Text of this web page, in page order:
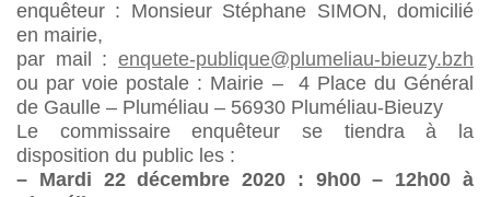
enquêteur : Monsieur Stéphane SIMON, domicilié
en mairie,
par mail : enquete-publique@plumeliau-bieuzy.bzh
ou par voie postale : Mairie – 4 Place du Général
de Gaulle – Pluméliau – 56930 Pluméliau-Bieuzy
Le commissaire enquêteur se tiendra à la
disposition du public les :
– Mardi 22 décembre 2020 : 9h00 – 12h00 à